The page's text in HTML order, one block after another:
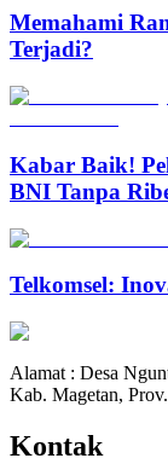
Memahami
Terjadi?
Kabar Baik!
BNI Tanpa
Telkomsel:
Alamat : Desa
Kab. Magetan,
Kontak